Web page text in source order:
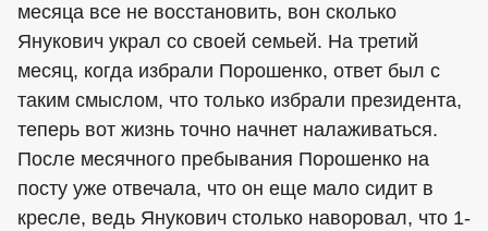
месяца все не восстановить, вон сколько
Янукович украл со своей семьей. На третий
месяц, когда избрали Порошенко, ответ был с
таким смыслом, что только избрали президента,
теперь вот жизнь точно начнет налаживаться.
После месячного пребывания Порошенко на
посту уже отвечала, что он еще мало сидит в
кресле, ведь Янукович столько наворовал, что 1-